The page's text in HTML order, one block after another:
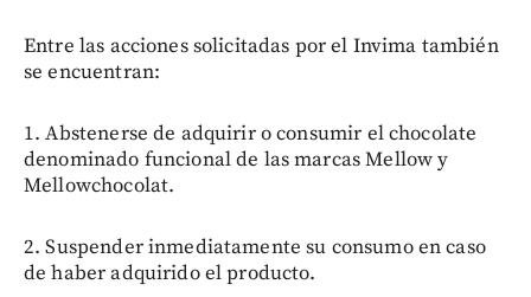
Entre las acciones solicitadas por el Invima también
se encuentran:
1. Abstenerse de adquirir o consumir el chocolate
denominado funcional de las marcas Mellow y
Mellowchocolat.
2. Suspender inmediatamente su consumo en caso
de haber adquirido el producto.